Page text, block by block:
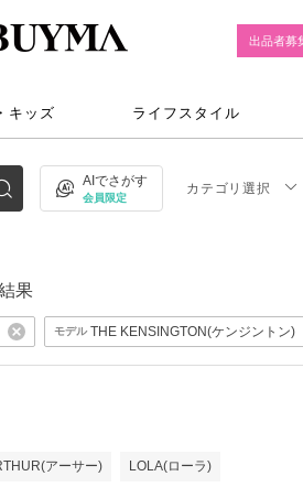
出品者募
キッズ ライフスタイル
AIでさがす
会員限定
カテゴリ選択
果
モデル THE KENSINGTON(ケンジントン)
アーサー) LOLA(ローラ)